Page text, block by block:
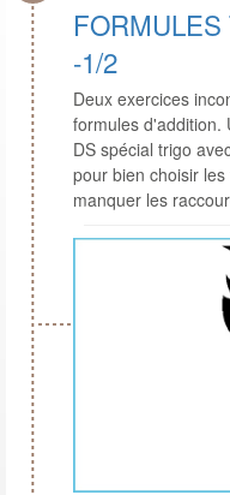
-1/2
Deux exercices
formules d'addition.
DS spécial trigo
pour bien choisir
manquer les